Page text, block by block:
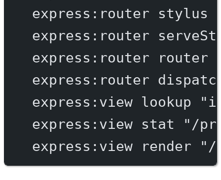
express:router
stylus
express:router
express:router
router
express:router
express:view
lookup
express:view
stat
"/
express:view
render "/